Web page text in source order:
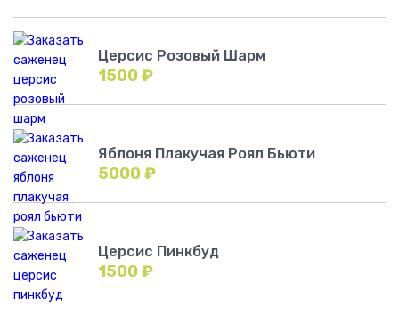
Церсис Розовый Шарм
1500₽
Яблоня Плакучая Роял Бьюти
5000₽
Церсис Пинкбуд
1500₽